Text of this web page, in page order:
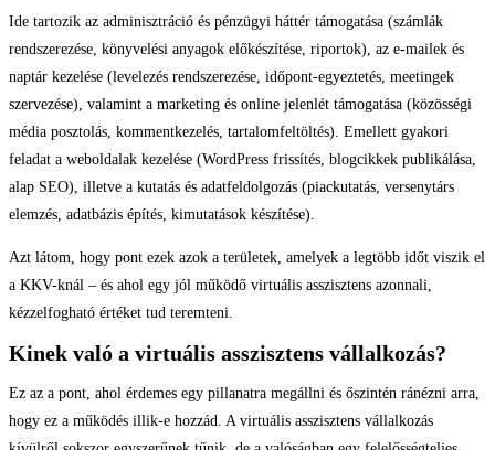
Ide tartozik az adminisztráció és pénzügyi háttér támogatása (számlák
rendszerezése, könyvelési anyagok előkészítése, riportok), az e-mailek és
naptár kezelése (levelezés rendszerezése, időpont-egyeztetés, meetingek
szervezése), valamint a marketing és online jelenlét támogatása (közösségi
média posztolás, kommentkezelés, tartalomfeltöltés). Emellett gyakori
feladat a weboldalak kezelése (WordPress frissítés, blogcikkek publikálása,
alap SEO), illetve a kutatás és adatfeldolgozás (piackutatás, versenytárs
elemzés, adatbázis építés, kimutatások készítése).
Azt látom, hogy pont ezek azok a területek, amelyek a legtöbb időt viszik el
a KKV-knál – és ahol egy jól működő virtuális asszisztens azonnali,
kézzelfogható értéket tud teremteni.
Kinek való a virtuális asszisztens vállalkozás?
Ez az a pont, ahol érdemes egy pillanatra megállni és őszintén ránézni arra,
hogy ez a működés illik-e hozzád. A virtuális asszisztens vállalkozás